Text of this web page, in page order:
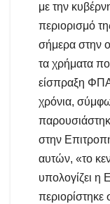
με την
περιορισμό
σήμερα στην
τα χρήματα
είσπραξη ΦΠΑ,
χρόνια,
στην
αυτών, «το
υπολογίζει